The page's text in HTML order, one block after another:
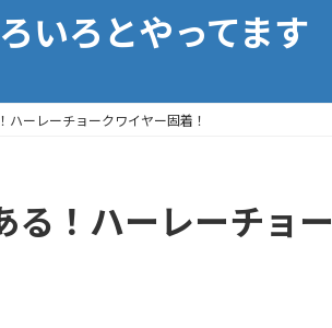
いろとやってます
ハーレーチョークワイヤー固着！
る！ハーレーチョー